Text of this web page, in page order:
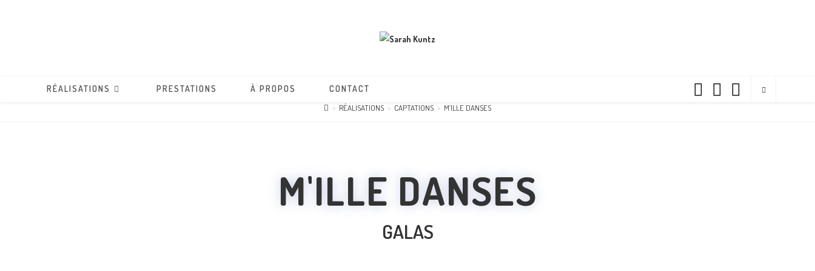
RÉALISATIONS PRESTATIONS À PROPOS CONTACT
> RÉALISATIONS > CAPTATIONS > M’ILLE DANSES
M'ILLE DANSES
GALAS